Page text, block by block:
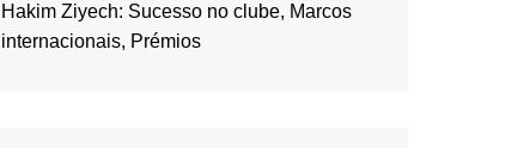
Hakim Ziyech: Sucesso no clube, Marcos
internacionais, Prémios